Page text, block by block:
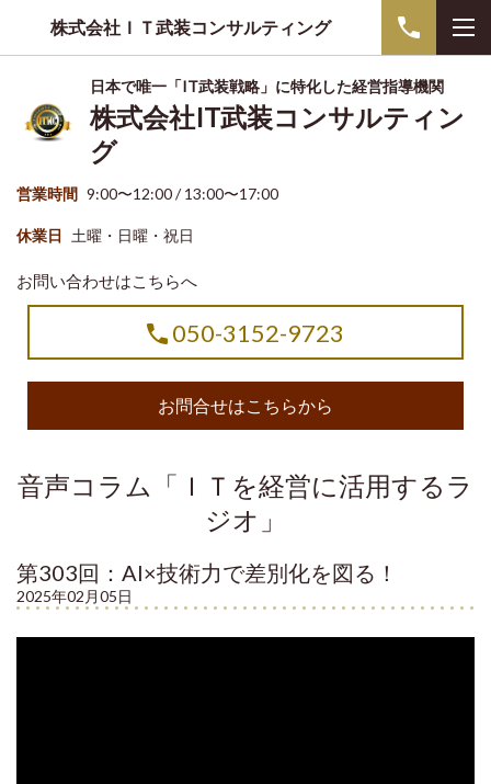
株式会社ＩＴ武装コンサルティング
日本で唯一「IT武装戦略」に特化した経営指導機関
株式会社IT武装コンサルティン
グ
営業時間 9:00〜12:00 / 13:00〜17:00
休業日 土曜・日曜・祝日
お問い合わせはこちらへ
050-3152-9723
お問合せはこちらから
音声コラム「ＩＴを経営に活用するラ
ジオ」
第303回：AI×技術力で差別化を図る！
2025年02月05日